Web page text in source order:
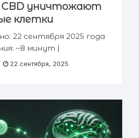
CBD уничтожают
клетки
22 сентября 2025 года
~8 минут |
(THC) и
(CBD), а
22 сентября, 2025